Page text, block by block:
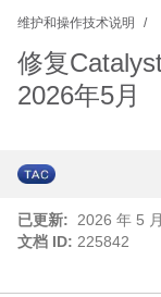
维护和操作技术说明
修复
2026年5月
已更新:
2026 年 5
文档 ID: 225842